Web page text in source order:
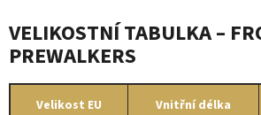
VELIKOSTNÍ TABULKA –
PREWALKERS
Velikost EU Vnitřní délka